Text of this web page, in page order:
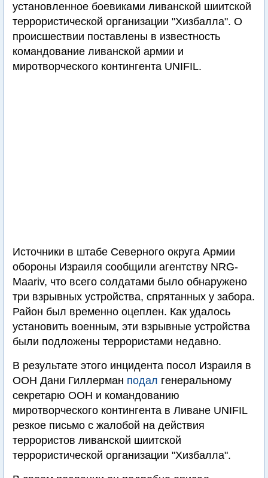
установленное боевиками ливанской шиитской
террористической организации "Хизбалла". О
происшествии поставлены в известность
командование ливанской армии и
миротворческого контингента UNIFIL.
Источники в штабе Северного округа Армии
обороны Израиля сообщили агентству NRG-
Maariv, что всего солдатами было обнаружено
три взрывных устройства, спрятанных у забора.
Район был временно оцеплен. Как удалось
установить военным, эти взрывные устройства
были подложены террористами недавно.
В результате этого инцидента посол Израиля в
ООН Дани Гиллерман подал генеральному
секретарю ООН и командованию
миротворческого контингента в Ливане UNIFIL
резкое письмо с жалобой на действия
террористов ливанской шиитской
террористической организации "Хизбалла".